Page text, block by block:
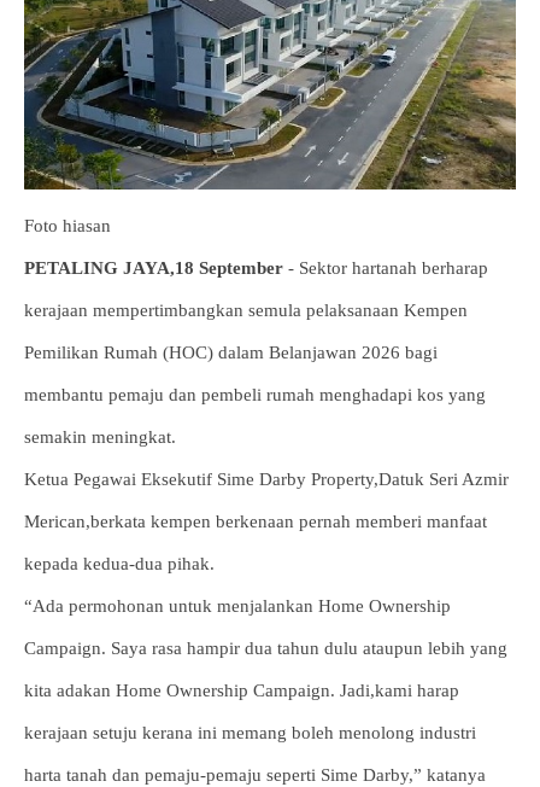
Foto hiasan
PETALING JAYA,18 September - Sektor hartanah berharap
kerajaan mempertimbangkan semula pelaksanaan Kempen
Pemilikan Rumah (HOC) dalam Belanjawan 2026 bagi
membantu pemaju dan pembeli rumah menghadapi kos yang
semakin meningkat.
Ketua Pegawai Eksekutif Sime Darby Property,Datuk Seri Azmir
Merican,berkata kempen berkenaan pernah memberi manfaat
kepada kedua-dua pihak.
“Ada permohonan untuk menjalankan Home Ownership
Campaign. Saya rasa hampir dua tahun dulu ataupun lebih yang
kita adakan Home Ownership Campaign. Jadi,kami harap
kerajaan setuju kerana ini memang boleh menolong industri
harta tanah dan pemaju-pemaju seperti Sime Darby,” katanya